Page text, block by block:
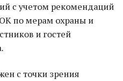
с учетом рекомендаций
по мерам охраны и
и гостей
с точки зрения